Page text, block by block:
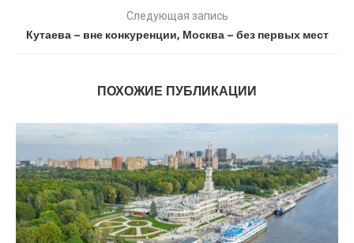
Следующая запись
Кутаева – вне конкуренции, Москва – без первых мест
ПОХОЖИЕ ПУБЛИКАЦИИ